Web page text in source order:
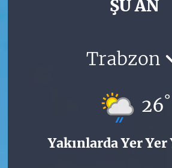
ŞU AN
Trabzon
26°
Yakınlarda Yer